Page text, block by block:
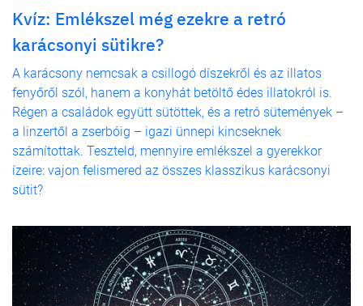
Kvíz: Emlékszel még ezekre a retró
karácsonyi sütikre?
A karácsony nemcsak a csillogó díszekről és az illatos
fenyőről szól, hanem a konyhát betöltő édes illatokról is.
Régen a családok együtt sütöttek, és a retró sütemények –
a linzertől a zserbóig – igazi ünnepi kincseknek
számítottak. Teszteld, mennyire emlékszel a gyerekkor
ízeire: vajon felismered az összes klasszikus karácsonyi
sütit?